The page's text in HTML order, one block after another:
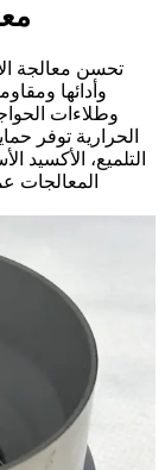
تحسن معالجة
وأدائها
الحرارية توفر
التلميع، الأكسيد
المعالجات